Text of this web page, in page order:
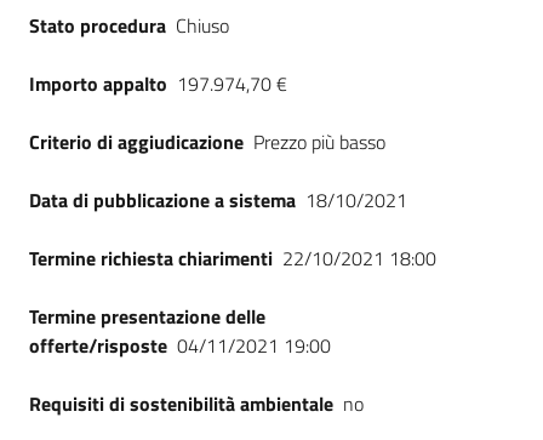
su
Stato procedura Chiuso
Importo appalto 197.974,70 €
Criterio di aggiudicazione Prezzo più basso
Data di pubblicazione a sistema 18/10/2021
Termine richiesta chiarimenti 22/10/2021 18:00
Termine presentazione delle
offerte/risposte 04/11/2021 19:00
Requisiti di sostenibilità ambientale no